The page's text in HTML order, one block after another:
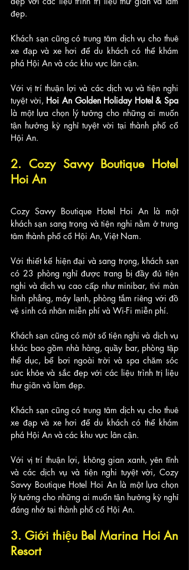
đẹp.
Khách sạn cũng có trung tâm dịch vụ cho thuê
xe đạp và xe hơi để du khách có thể khám
phá Hội An và các khu vực lân cận.
Với vị trí thuận lợi và các dịch vụ và tiện nghi
tuyệt vời, Hoi An Golden Holiday Hotel & Spa
là một lựa chọn lý tưởng cho những ai muốn
tận hưởng kỳ nghỉ tuyệt vời tại thành phố cổ
Hội An.
2. Cozy Savvy Boutique Hotel
Hoi An
Cozy Savvy Boutique Hotel Hoi An là một
khách sạn sang trọng và tiện nghi nằm ở trung
tâm thành phố cổ Hội An, Việt Nam.
Với thiết kế hiện đại và sang trọng, khách sạn
có 23 phòng nghỉ được trang bị đầy đủ tiện
nghi và dịch vụ cao cấp như minibar, tivi màn
hình phẳng, máy lạnh, phòng tắm riêng với đồ
vệ sinh cá nhân miễn phí và Wi-Fi miễn phí.
Khách sạn cũng có một số tiện nghi và dịch vụ
khác bao gồm nhà hàng, quầy bar, phòng tập
thể dục, bể bơi ngoài trời và spa chăm sóc
sức khỏe và sắc đẹp với các liệu trình trị liệu
thư giãn và làm đẹp.
Khách sạn cũng có trung tâm dịch vụ cho thuê
xe đạp và xe hơi để du khách có thể khám
phá Hội An và các khu vực lân cận.
Với vị trí thuận lợi, không gian xanh, yên tĩnh
và các dịch vụ và tiện nghi tuyệt vời, Cozy
Savvy Boutique Hotel Hoi An là một lựa chọn
lý tưởng cho những ai muốn tận hưởng kỳ nghỉ
đáng nhớ tại thành phố cổ Hội An.
3. Giới thiệu Bel Marina Hoi An
Resort